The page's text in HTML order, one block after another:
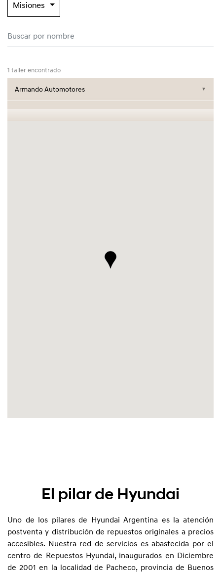
Misiones
1 taller encontrado
Armando Automotores ▼
El pilar de Hyundai
Uno de los pilares de Hyundai Argentina es la atención
postventa y distribución de repuestos originales a precios
accesibles. Nuestra red de servicios es abastecida por el
centro de Repuestos Hyundai, inaugurados en Diciembre
de 2001 en la localidad de Pacheco, provincia de Buenos